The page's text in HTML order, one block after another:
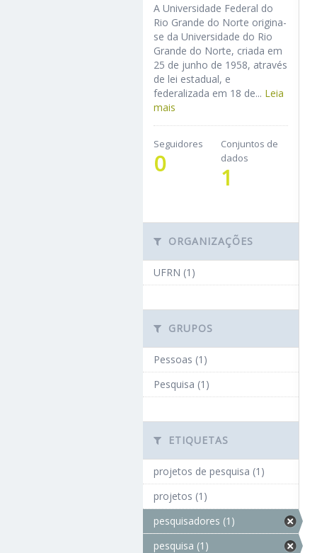
A Universidade Federal do
Rio Grande do Norte origina-
se da Universidade do Rio
Grande do Norte, criada em
25 de junho de 1958, através
de lei estadual, e
federalizada em 18 de... Leia
mais
Seguidores
0
Conjuntos de
dados
1
ORGANIZAÇÕES
UFRN (1)
GRUPOS
Pessoas (1)
Pesquisa (1)
ETIQUETAS
projetos de pesquisa (1)
projetos (1)
pesquisadores (1)
pesquisa (1)